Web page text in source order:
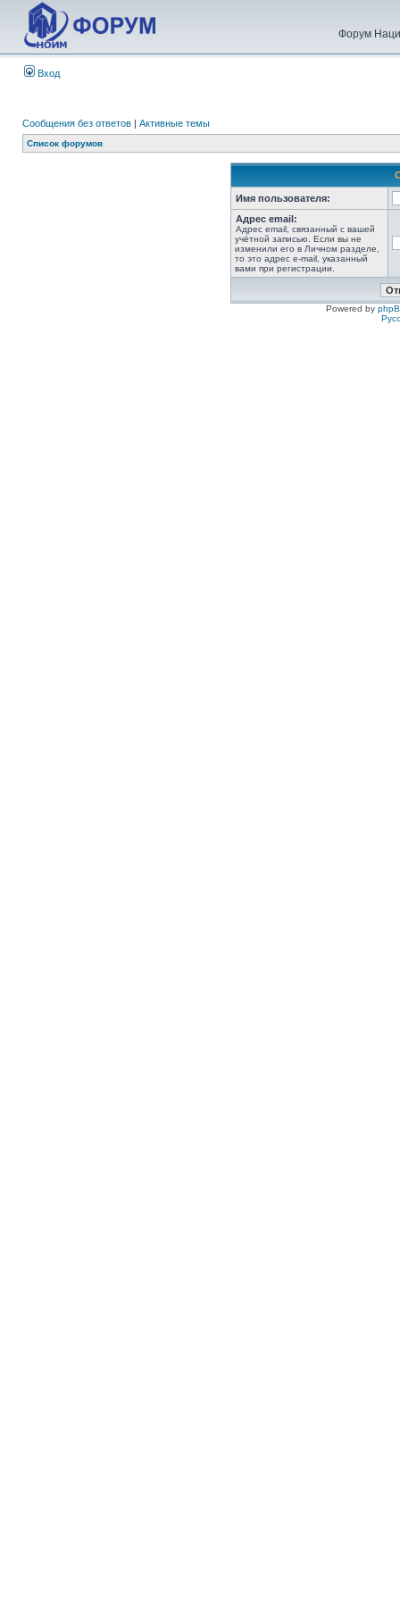
Форум
Вход
Сообщения без ответов | Активные темы
Список форумов
Имя пользователя:
Адрес email:
Адрес email, связанный с вашей
учётной записью. Если вы не
изменили его в Личном разделе,
то это адрес e-mail, указанный
вами при регистрации.
Powered by